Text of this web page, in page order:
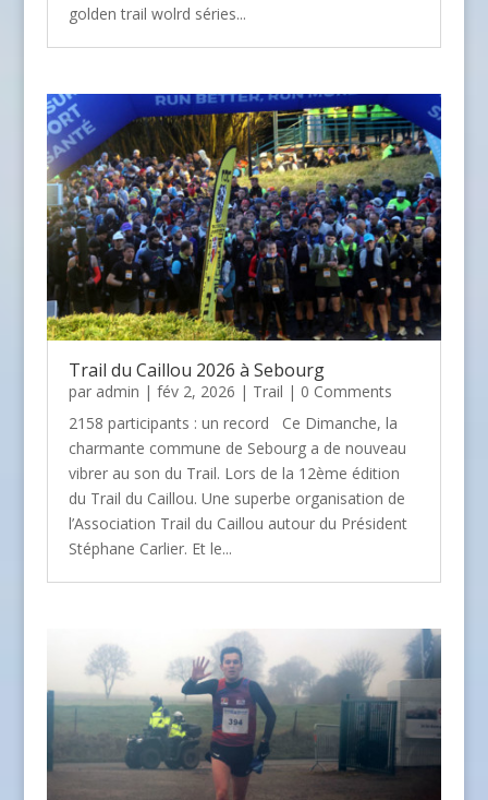
golden trail wolrd séries...
Trail du Caillou 2026 à Sebourg
par admin | fév 2, 2026 | Trail | 0 Comments
2158 participants : un record Ce Dimanche, la
charmante commune de Sebourg a de nouveau
vibrer au son du Trail. Lors de la 12ème édition
du Trail du Caillou. Une superbe organisation de
l’Association Trail du Caillou autour du Président
Stéphane Carlier. Et le...